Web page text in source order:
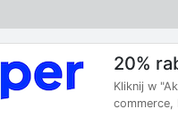
20%
Kliknij w
commerce,